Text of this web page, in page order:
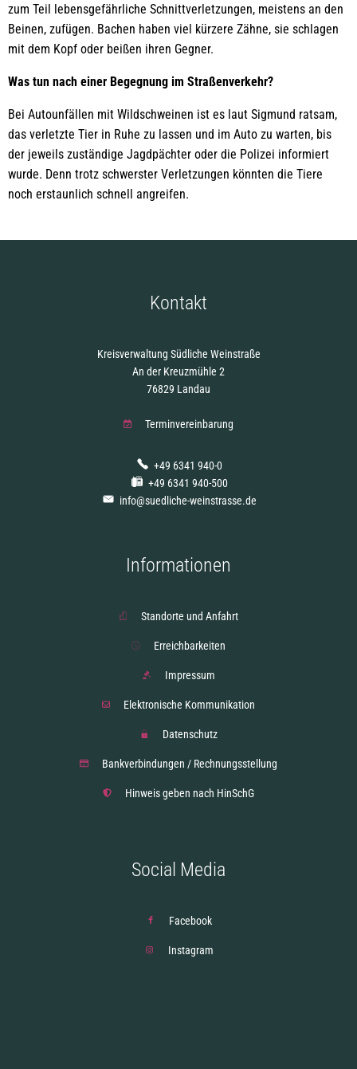
zum Teil lebensgefährliche Schnittverletzungen, meistens an den
Beinen, zufügen. Bachen haben viel kürzere Zähne, sie schlagen
mit dem Kopf oder beißen ihren Gegner.
Was tun nach einer Begegnung im Straßenverkehr?
Bei Autounfällen mit Wildschweinen ist es laut Sigmund ratsam,
das verletzte Tier in Ruhe zu lassen und im Auto zu warten, bis
der jeweils zuständige Jagdpächter oder die Polizei informiert
wurde. Denn trotz schwerster Verletzungen könnten die Tiere
noch erstaunlich schnell angreifen.
Kontakt
Kreisverwaltung Südliche Weinstraße
An der Kreuzmühle 2
76829 Landau
Terminvereinbarung
+49 6341 940-0
+49 6341 940-500
info@suedliche-weinstrasse.de
Informationen
Standorte und Anfahrt
Erreichbarkeiten
Impressum
Elektronische Kommunikation
Datenschutz
Bankverbindungen / Rechnungsstellung
Hinweis geben nach HinSchG
Social Media
Facebook
Instagram